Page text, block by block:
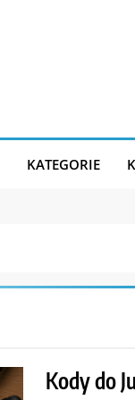
KATEGORIE
Kody do